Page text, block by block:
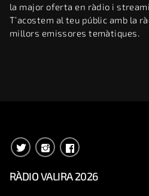
la major oferta en ràdio i
T’acostem al teu públic amb la
millors emissores temàtiques.
RÀDIO VALIRA 2026